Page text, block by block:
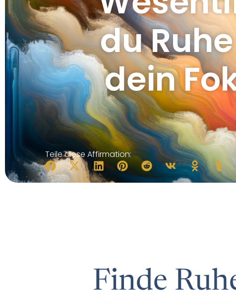
du
dein
Teile diese Affirmation:
Finde